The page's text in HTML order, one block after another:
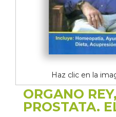
Haz clic en la
ORGANO
PROSTATA.